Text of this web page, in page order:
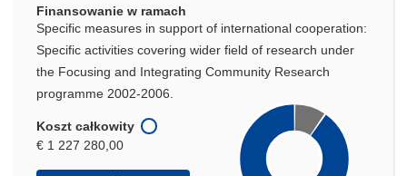
Finansowanie w ramach
Specific measures in support of international cooperation:
Specific activities covering wider field of research under
the Focusing and Integrating Community Research
programme 2002-2006.
Koszt całkowity
€ 1 227 280,00